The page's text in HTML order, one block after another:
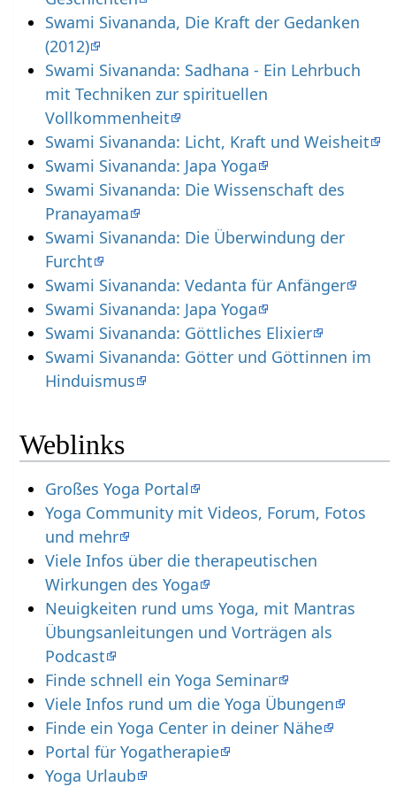
Swami Sivananda, Die Kraft der Gedanken
(2012)
Swami Sivananda: Sadhana - Ein Lehrbuch
mit Techniken zur spirituellen
Vollkommenheit
Swami Sivananda: Licht, Kraft und Weisheit
Swami Sivananda: Japa Yoga
Swami Sivananda: Die Wissenschaft des
Pranayama
Swami Sivananda: Die Überwindung der
Furcht
Swami Sivananda: Vedanta für Anfänger
Swami Sivananda: Japa Yoga
Swami Sivananda: Göttliches Elixier
Swami Sivananda: Götter und Göttinnen im
Hinduismus
Weblinks
Großes Yoga Portal
Yoga Community mit Videos, Forum, Fotos
und mehr
Viele Infos über die therapeutischen
Wirkungen des Yoga
Neuigkeiten rund ums Yoga, mit Mantras
Übungsanleitungen und Vorträgen als
Podcast
Finde schnell ein Yoga Seminar
Viele Infos rund um die Yoga Übungen
Finde ein Yoga Center in deiner Nähe
Portal für Yogatherapie
Yoga Urlaub